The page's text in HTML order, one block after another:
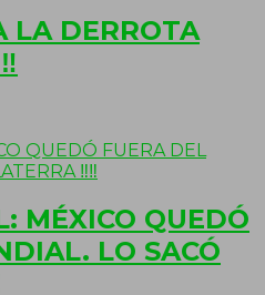
LA DERROTA
MÉXICO QUEDÓ
LO SACÓ